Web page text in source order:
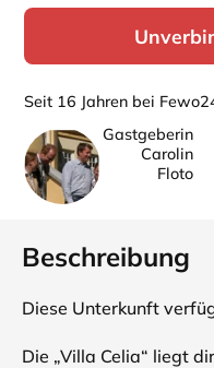
Seit 16 Jahren bei
Gastgeberin
Carolin
Floto
Beschreibung
Diese Unterkunft
Die „Villa Celia“ liegt